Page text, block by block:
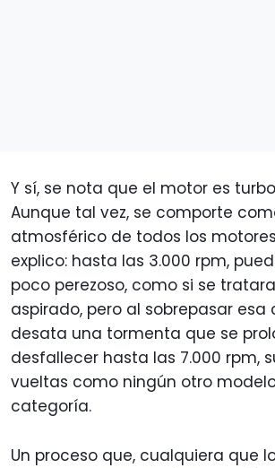
Y sí, se nota que el motor es
Aunque tal vez, se comporte
atmosférico de todos los
explico: hasta las 3.000 rpm,
poco perezoso, como si se
aspirado, pero al sobrepasar esa
desata una tormenta que se
desfallecer hasta las 7.000 rpm,
vueltas como ningún otro
categoría.
Un proceso que, cualquiera que